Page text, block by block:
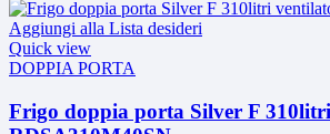
Aggiungi alla Lista desideri
Quick view
DOPPIA PORTA
Frigo doppia porta Silver F